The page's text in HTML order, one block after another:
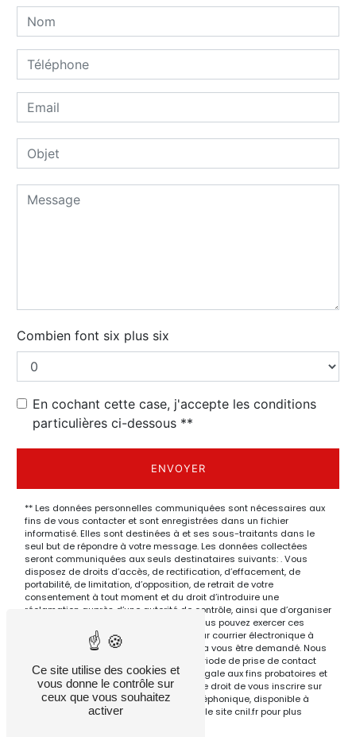
Combien font six plus six
En cochant cette case, j'accepte les conditions
particulières ci-dessous **
ENVOYER
** Les données personnelles communiquées sont nécessaires aux
fins de vous contacter et sont enregistrées dans un fichier
informatisé. Elles sont destinées à et ses sous-traitants dans le
seul but de répondre à votre message. Les données collectées
seront communiquées aux seuls destinataires suivants: . Vous
disposez de droits d’accès, de rectification, d’effacement, de
portabilité, de limitation, d’opposition, de retrait de votre
consentement à tout moment et du droit d’introduire une
réclamation auprès d’une autorité de contrôle, ainsi que d’organiser
le sort de vos données post-mortem. Vous pouvez exercer ces
droits par voie postale à l'adresse ou par courrier électronique à
l'adresse . Un justificatif d'identité pourra vous être demandé. Nous
conservons vos données pendant la période de prise de contact
puis pendant la durée de prescription légale aux fins probatoires et
de gestion des contentieux. Vous avez le droit de vous inscrire sur
la liste d'opposition au démarchage téléphonique, disponible à
cette adresse:Bloctel.gouv.fr
. Consultez le site cnil.fr pour plus
Ce site utilise des cookies et
vous donne le contrôle sur
ceux que vous souhaitez
activer